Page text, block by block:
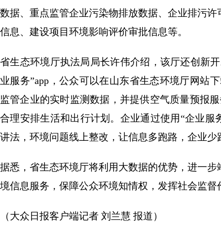
数据、重点监管企业污染物排放数据、企业排污
信息、建设项目环境影响评价审批信息等。
省生态环境厅执法局局长许伟介绍，该厅还创新
业服务”app，公众可以在山东省生态环境厅网站
监管企业的实时监测数据，并提供空气质量预报
合理安排生活和出行计划。企业通过使用“企业服
讲法，环境问题线上整改，让信息多跑路，企业少
据悉，省生态环境厅将利用大数据的优势，进一
境信息服务，保障公众环境知情权，发挥社会监督
（大众日报客户端记者 刘兰慧 报道）